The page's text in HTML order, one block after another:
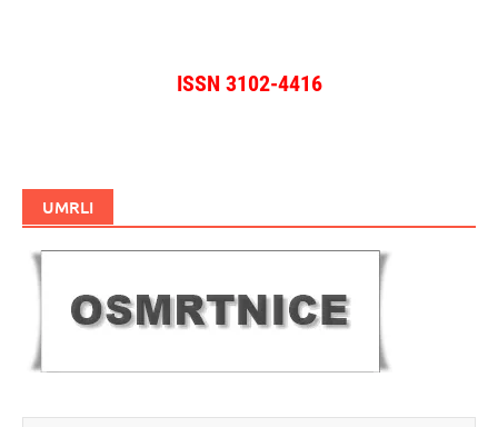
ISSN 3102-4416
UMRLI